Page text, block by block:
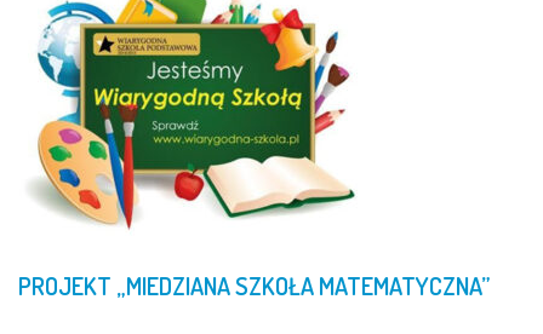
PROJEKT „MIEDZIANASZKOŁAMATEMATYCZNA”